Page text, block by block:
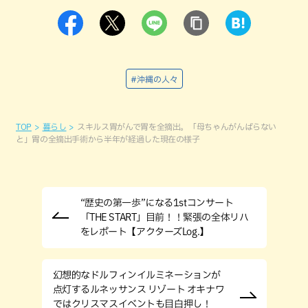
#沖縄の人々
TOP 暮らし
スキルス胃がんで胃を全摘出。「母ちゃんがんばらない
と」胃の全摘出手術から半年が経過した現在の様子
“歴史の第一歩”になる1stコンサート
「THE START」目前！！緊張の全体リハ
をレポート【アクターズLog.】
幻想的なドルフィンイルミネーションが
点灯するルネッサンス リゾート オキナワ
ではクリスマスイベントも目白押し！